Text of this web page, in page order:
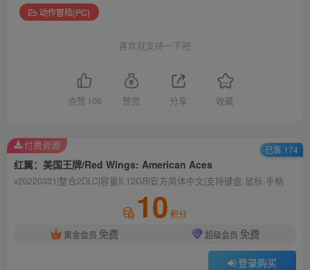
动作冒险(PC)
喜欢就支持一下吧
点赞 106 赞赏 分享 收藏
红翼：美国王牌/Red Wings: American Aces
v20220331|整合2DLC|容量5.12GB|官方简体中文|支持键盘.鼠标.手柄
10 积分
黄金会员 免费 超级会员 免费
登录购买
付费资源 已售 174